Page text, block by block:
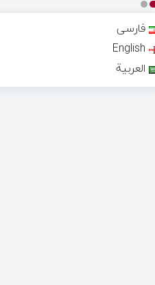
فارسی
English
العربية